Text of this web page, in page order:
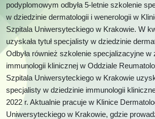
podyplomowym odbyła 5-letnie szkolenie
w dziedzinie dermatologii i wenerologii w
Szpitala Uniwersyteckiego w Krakowie. W
uzyskała tytuł specjalisty w dziedzinie
Odbyła również szkolenie specjalizacyjne w
immunologii klinicznej w Oddziale
Szpitala Uniwersyteckiego w Krakowie
specjalisty w dziedzinie immunologii
2022 r. Aktualnie pracuje w Klinice
Uniwersyteckiego w Krakowie, gdzie